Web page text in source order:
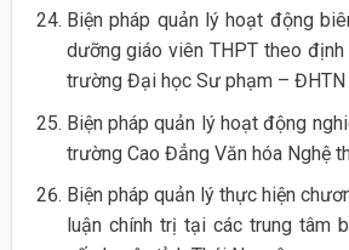
Biện pháp quản lý hoạt động
dưỡng giáo viên THPT theo
trường Đại học Sư phạm – ĐHTN
Biện pháp quản lý hoạt động
trường Cao Đẳng Văn hóa Nghệ
Biện pháp quản lý thực hiện
luận chính trị tại các trung tâm